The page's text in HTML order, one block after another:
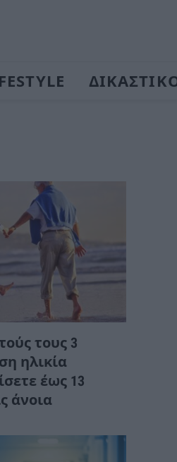
τους 3
ηλικία
έως 13
άνοια